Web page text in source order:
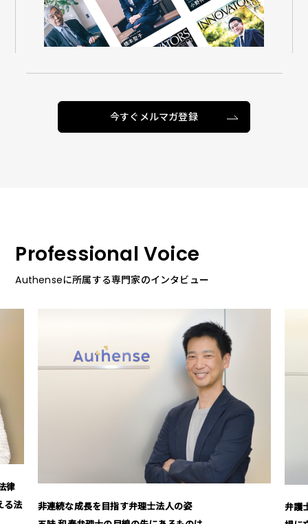
今すぐメルマガ登録
Professional Voice
Authenseに所属する専門家のインタビュー
律
る法
非連続な成長を目指す弁理士法人の姿
弁護